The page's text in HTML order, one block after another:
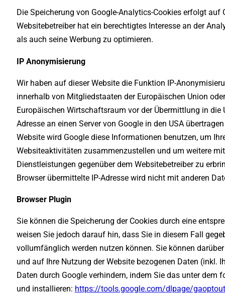
Die Speicherung von Google-Analytics-Cookies erfolgt auf
Websitebetreiber hat ein berechtigtes Interesse an der
als auch seine Werbung zu optimieren.
IP Anonymisierung
Wir haben auf dieser Website die Funktion IP-
innerhalb von Mitgliedstaaten der Europäischen Union
Europäischen Wirtschaftsraum vor der Übermittlung in
Adresse an einen Server von Google in den USA
Website wird Google diese Informationen benutzen, um
Websiteaktivitäten zusammenzustellen und um weitere
Dienstleistungen gegenüber dem Websitebetreiber zu
Browser übermittelte IP-Adresse wird nicht mit anderen
Browser Plugin
Sie können die Speicherung der Cookies durch eine
weisen Sie jedoch darauf hin, dass Sie in diesem Fall
vollumfänglich werden nutzen können. Sie können
und auf Ihre Nutzung der Website bezogenen Daten (inkl.
Daten durch Google verhindern, indem Sie das unter
und installieren: https://tools.google.com/dlpage/